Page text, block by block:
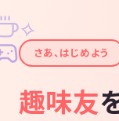
✦
✧
さあ、はじめよう
趣味友